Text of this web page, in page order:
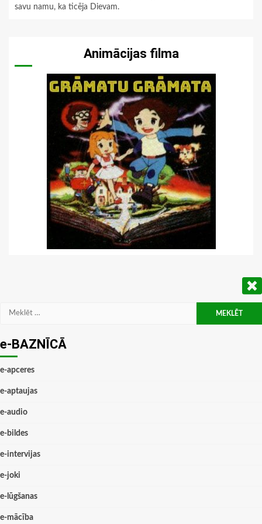
savu namu, ka ticēja Dievam.
Animācijas filma
Meklēt:
e-BAZNĪCĀ
e-apceres
e-aptaujas
e-audio
e-bildes
e-intervijas
e-joki
e-lūgšanas
e-mācība